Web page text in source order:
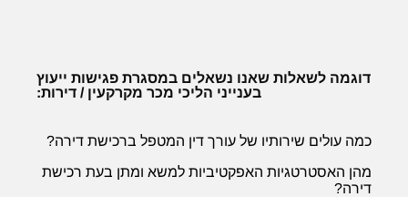
דוגמה לשאלות שאנו נשאלים במסגרת פגישות ייעוץ
בענייני הליכי מכר מקרקעין / דירות:
כמה עולים שירותיו של עורך דין המטפל ברכישת דירה?
מהן האסטרטגיות האפקטיביות למשא ומתן בעת רכישת
דירה?